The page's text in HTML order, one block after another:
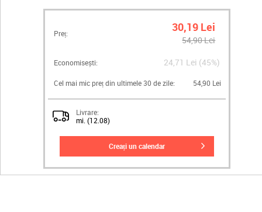
Preț: 30,19 Lei
54,90 Lei
Economisești: 24,71 Lei (45%)
Cel mai mic preț din ultimele 30 de zile: 54,90 Lei
Livrare:
mi. (12.08)
creați un calendar